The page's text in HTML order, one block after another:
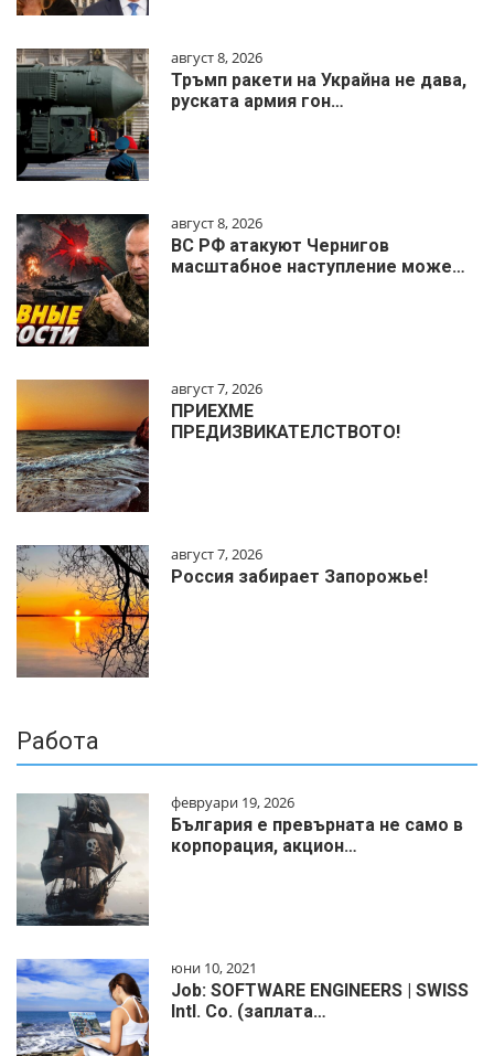
август 8, 2026
Тръмп ракети на Украйна не дава,
руската армия гон…
август 8, 2026
ВС РФ атакуют Чернигов
масштабное наступление може…
август 7, 2026
ПРИЕХМЕ
ПРЕДИЗВИКАТЕЛСТВОТО!
август 7, 2026
Россия забирает Запорожье!
Работа
февруари 19, 2026
България е превърната не само в
корпорация, акцион…
юни 10, 2021
Job: SOFTWARE ENGINEERS | SWISS
Intl. Co. (заплата…